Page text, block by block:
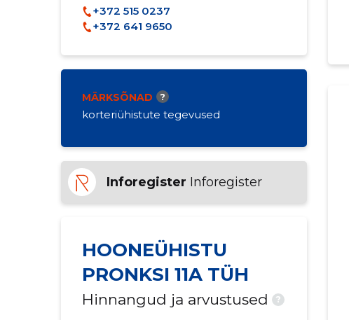
+372 515 0237
+372 641 9650
MÄRKSÕNAD ?
korteriühistute tegevused
Inforegister Inforegister
HOONEÜHISTU
PRONKSI 11A TÜH
Hinnangud ja arvustused ?